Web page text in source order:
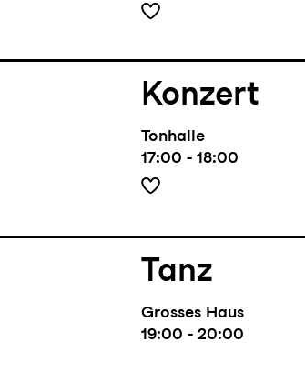
Konzert
Tonhalle
17:00 - 18:00
Tanz
Grosses Haus
19:00 - 20:00